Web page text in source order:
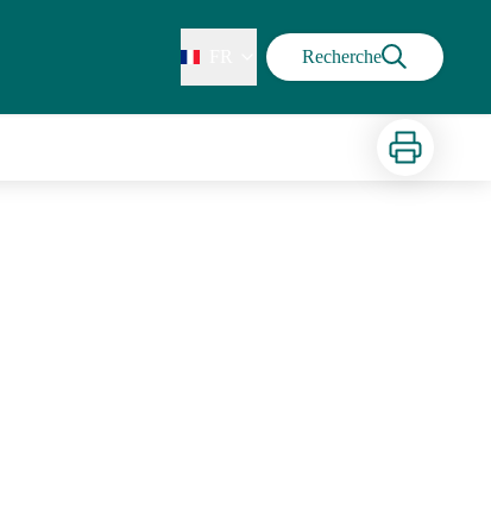
Recherche
Imprimer